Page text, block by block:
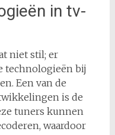
in tv-
niet stil; er
technologieën bij
Een van de
is de
tuners kunnen
waardoor